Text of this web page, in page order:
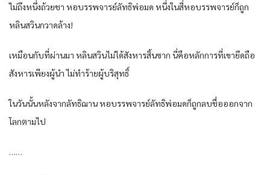
ไม่ถึงหนึ่ง​ถ้วย​ชา หอ​บรรพ​จารย์​ลัทธิ​พ่อ​มด​ หนึ่งในสี่​หอ​บรรพ​จารย์​ก็​ถูก​
หลิน​สวิน​กวาดล้าง​!
เหมือนกับ​ที่ผ่านมา​ หลิน​สวิน​ไม่ได้​สังหาร​สิ้นซาก​ นี่​คือ​หลักการ​ที่​เขา​ยึดถือ​
สังหาร​เพียง​ผู้นำ​ ไม่ทำร้าย​ผู้บริสุทธิ์​
ใน​วันนั้น​หลังจาก​ลัทธิ​ฌาน​ หอ​บรรพ​จารย์​ลัทธิ​พ่อ​มด​ก็​ถูกลบ​ชื่อ​ออกจาก​
โลก​ตาม​ไป​
……